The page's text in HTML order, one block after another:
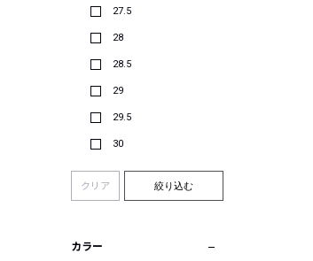
27.5
28
28.5
29
29.5
30
クリア 絞り込む
カラー